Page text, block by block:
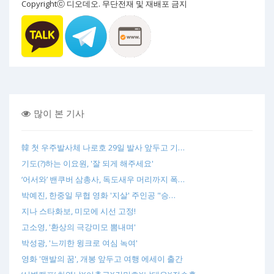
Copyrightⓒ 디오데오. 무단전재 및 재배포 금지
많이 본 기사
韓 첫 우주발사체 나로호 29일 발사 앞두고 기…
기도(?)하는 이요원, '잘 되게 해주세요'
‘어서와’ 밴쿠버 삼총사, 독도새우 머리까지 폭…
박예진, 한중일 무협 영화 '지살' 주인공 "승…
지나 스타화보, 미모에 시선 고정!
고소영, '환상의 극강미모 뽐내며'
박성광, '느끼한 윙크로 여심 녹여'
영화 '맨발의 꿈', 개봉 앞두고 여행 에세이 출간